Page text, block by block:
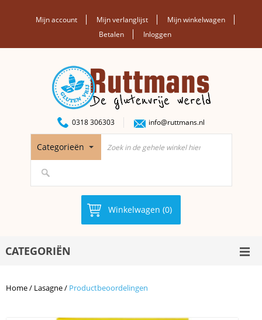
Mijn account Mijn verlanglijst
Mijn winkelwagen
Betalen
Inloggen
0318 306303 info@ruttmans.nl
Categorieën
Winkelwagen (0)
CATEGORIËN
Home/ Lasagne/ Productbeoordelingen